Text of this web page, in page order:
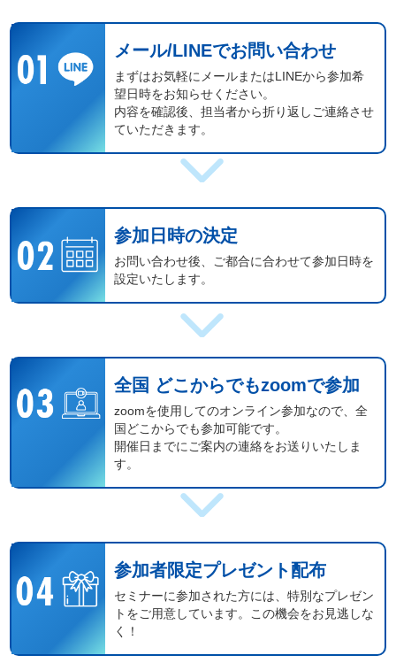
メール/LINEでお問い合わせ
まずはお気軽にメールまたはLINEから参加希
望日時をお知らせください。
内容を確認後、担当者から折り返しご連絡させ
ていただきます。
参加日時の決定
お問い合わせ後、ご都合に合わせて参加日時を
設定いたします。
全国 どこからでもzoomで参加
zoomを使用してのオンライン参加なので、全
国どこからでも参加可能です。
開催日までにご案内の連絡をお送りいたしま
す。
参加者限定プレゼント配布
セミナーに参加された方には、特別なプレゼン
トをご用意しています。この機会をお見逃しな
く！